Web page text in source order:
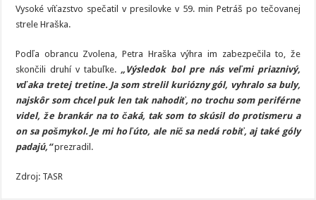
Vysoké víťazstvo spečatil v presilovke v 59. min Petráš po tečovanej
strele Hraška.
Podľa obrancu Zvolena, Petra Hraška výhra im zabezpečila to, že
skončili druhí v tabuľke. „Výsledok bol pre nás veľmi priaznivý,
vďaka tretej tretine. Ja som strelil kuriózny gól, vyhralo sa buly,
najskôr som chcel puk len tak nahodiť, no trochu som periférne
videl, že brankár na to čaká, tak som to skúsil do protismeru a
on sa pošmykol. Je mi ho ľúto, ale nič sa nedá robiť, aj také góly
padajú,“prezradil.
Zdroj: TASR